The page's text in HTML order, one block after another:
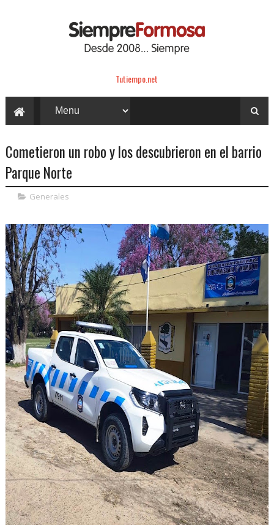
Tutiempo.net
Cometieron un robo y los descubrieron en el barrio
Parque Norte
Generales